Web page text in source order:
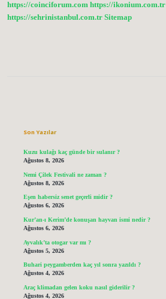
https://coinciforum.com https://ikonium.com.tr
https://sehrinistanbul.com.tr Sitemap
Son Yazılar
Kuzu kulağı kaç günde bir sulanır ?
Ağustos 8, 2026
Nemi Çilek Festivali ne zaman ?
Ağustos 8, 2026
Eşen habersiz senet geçerli midir ?
Ağustos 6, 2026
Kur’an-ı Kerim’de konuşan hayvan ismi nedir ?
Ağustos 6, 2026
Ayvalık’ta otogar var mı ?
Ağustos 5, 2026
Buhari peygamberden kaç yıl sonra yazıldı ?
Ağustos 4, 2026
Araç klimadan gelen koku nasıl giderilir ?
Ağustos 4, 2026